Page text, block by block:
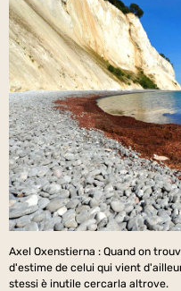
Axel Oxenstierna : Quand on
d'estime de celui qui vient
stessi è inutile cercarla altrove.